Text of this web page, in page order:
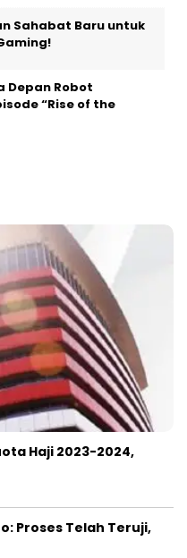
Sahabat Baru untuk
Depan Robot
“Rise of the
Haji 2023-2024,
Proses Telah Teruji,